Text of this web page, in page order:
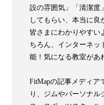
設の雰囲気」「清潔度
してもらい、本当に良
皆さまにわかりやすい
ちろん、インターネッ
能！気になる教室があ
FitMapの記事メディア
り、ジムやパーソナル